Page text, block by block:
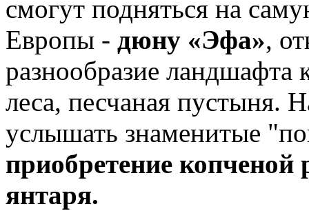
смогут подняться на
Европы - дюну «Эфа»,
разнообразие ландшафта
леса, песчаная пустыня.
услышать знаменитые
приобретение
янтаря.